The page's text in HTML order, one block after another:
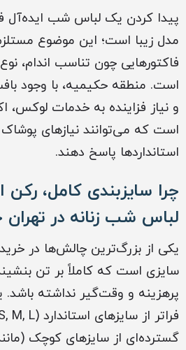
پیدا کردن یک لباس شب ایده‌آل
مدل زیبا است؛ این موضوع
فاکتورهایی چون تناسب اندام،
است. منطقه حکیمیه، با وجود
و نیاز فزاینده به خدمات لوکس،
است که می‌توانند نیازهای پوشاک
استانداردها پاسخ دهند.
چرا سایزبندی کامل،
لباس شب زنانه در
یکی از بزرگ‌ترین چالش‌ها در
سایزی است که کاملاً بر تن
پرهزینه و وقت‌گیر نداشته باشد.